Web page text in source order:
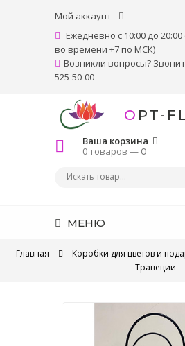
Мой аккаунт
Ежедневно с 10:00 до
во времени +7 по МСК)
Возникли вопросы?
525-50-00
OPT-
Ваша корзина
0 товаров —0
МЕНЮ
Главная Коробки для цветов и
Трапеции